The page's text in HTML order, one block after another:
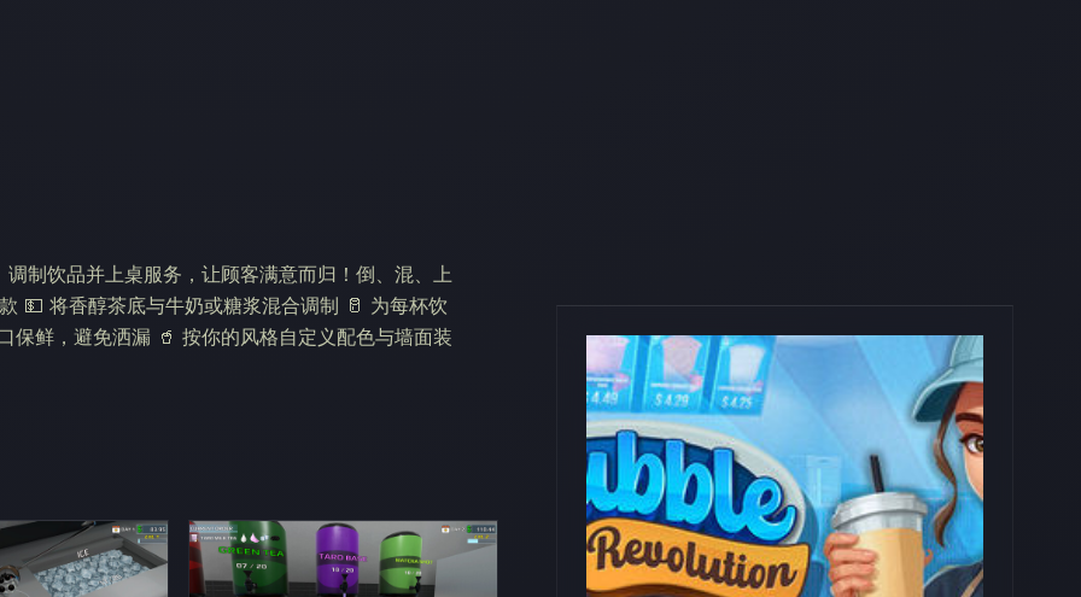
制饮品并上桌服务，让顾客满意而归！倒、混、上
💵 将香醇茶底与牛奶或糖浆混合调制 🥛 为每杯饮
鲜，避免洒漏 🥤 按你的风格自定义配色与墙面装